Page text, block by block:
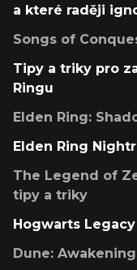
a které raději
Songs of
Tipy a triky pro
Ringu
Elden Ring:
Elden Ring
The Legend of
tipy a triky
Hogwarts
Dune: